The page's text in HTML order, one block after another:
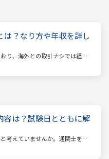
は？なり方や年収を詳し
り、海外との取引ナシでは経済
取引で必ず必要になるのが「通
容は？試験日とともに解
考えていませんか。通関士を目
る必要があります。